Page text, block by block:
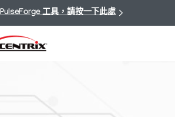
工具，請按一下此處